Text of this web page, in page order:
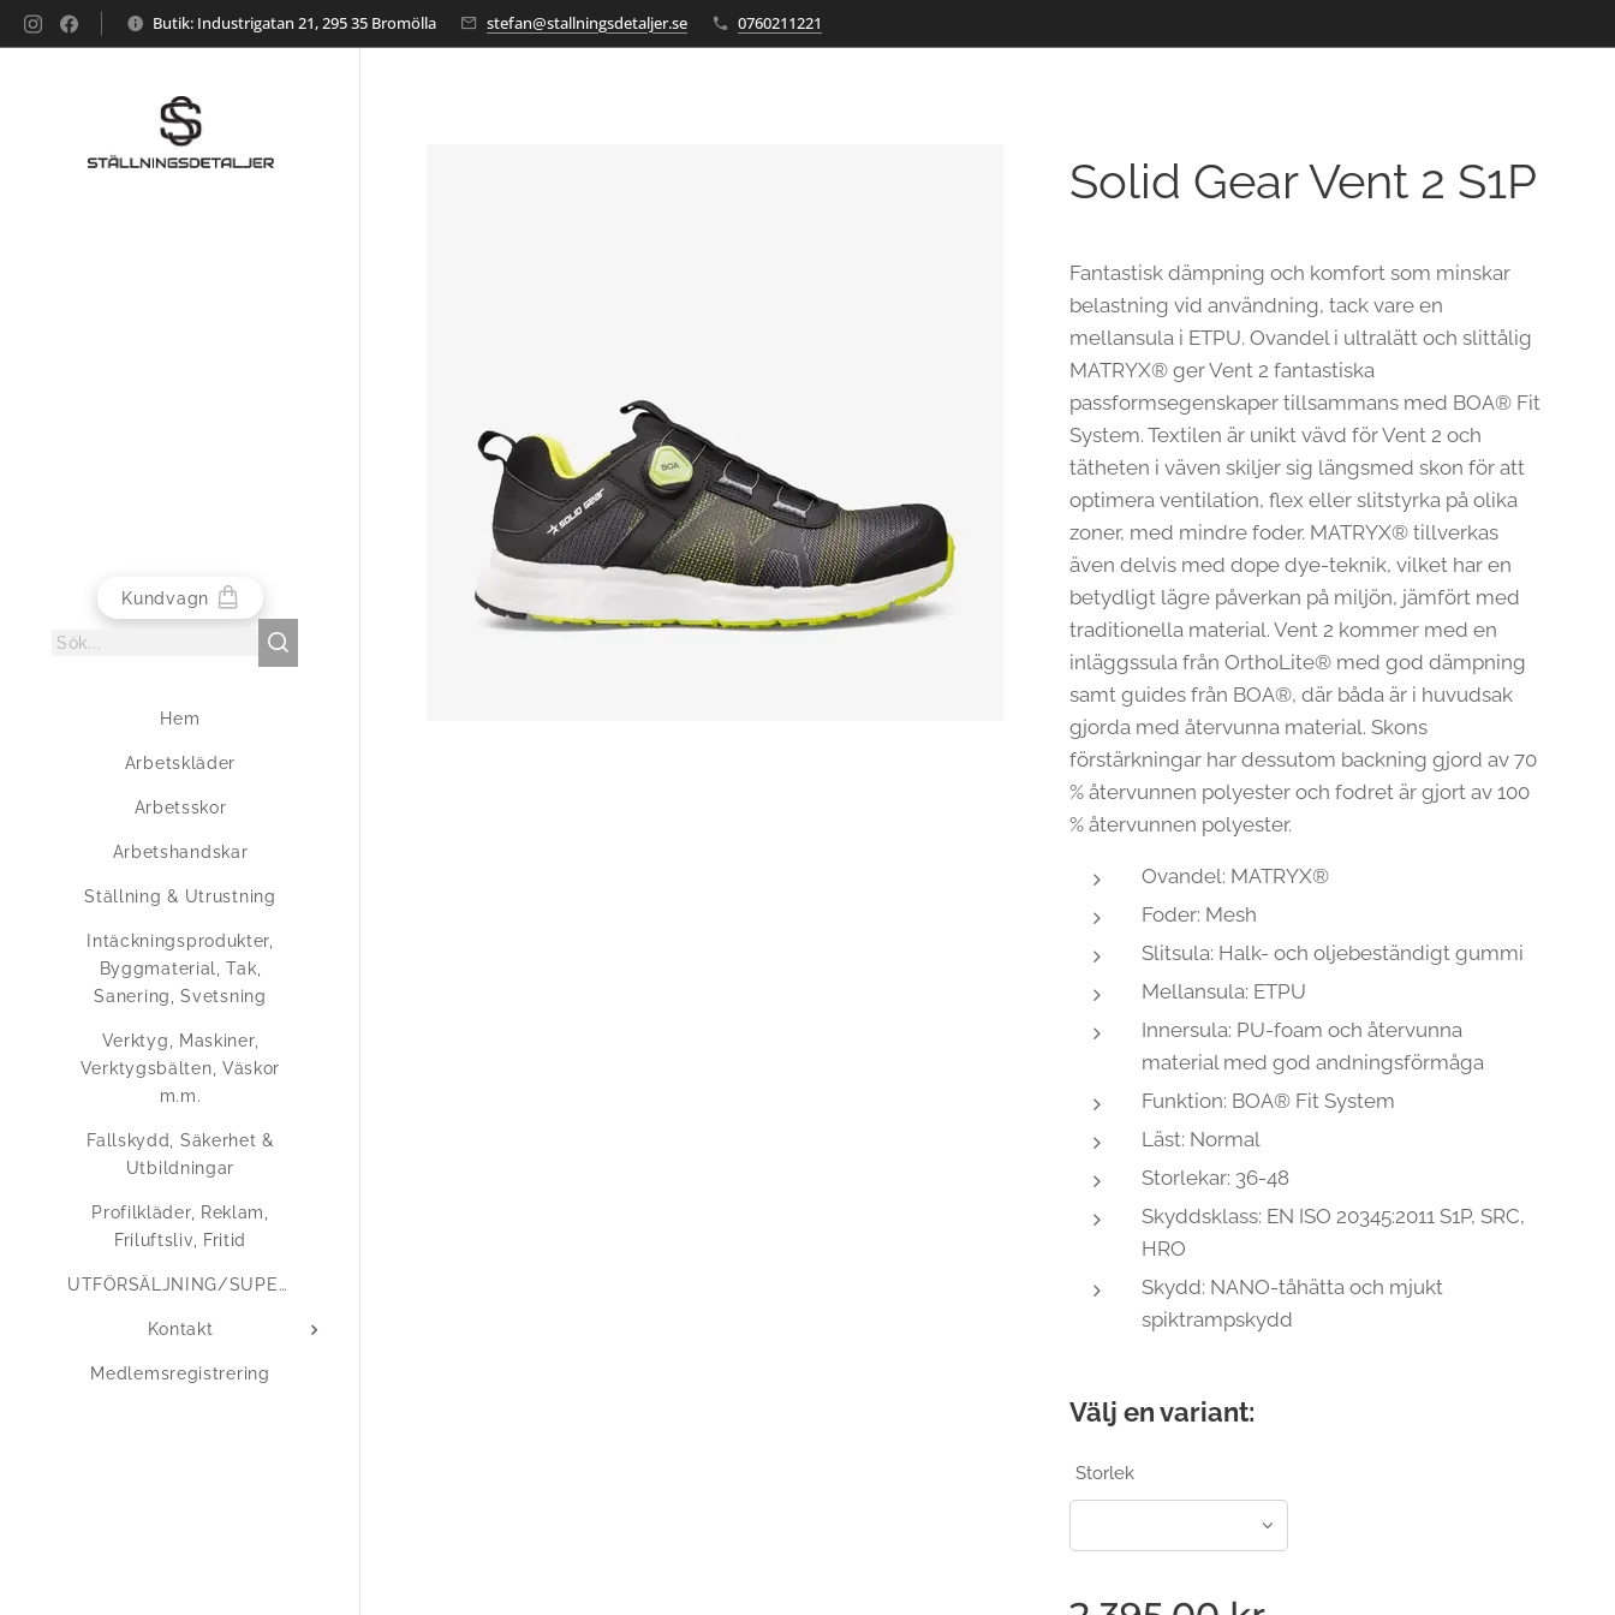
Butik: Industrigatan 21, 295 35 Bromölla stefan@stallningsdetaljer.se 0760211221
Kundvagn
Hem
Arbetskläder
Arbetsskor
Arbetshandskar
Ställning & Utrustning
Intäckningsprodukter,
Byggmaterial, Tak,
Sanering, Svetsning
Verktyg, Maskiner,
Verktygsbälten, Väskor
m.m.
Fallskydd, Säkerhet &
Utbildningar
Profilkläder, Reklam,
Friluftsliv, Fritid
UTFÖRSÄLJNING/SUPERERBJUDANDEN
Kontakt
Medlemsregistrering
Solid Gear Vent 2 S1P
Fantastisk dämpning och komfort som minskar
belastning vid användning, tack vare en
mellansula i ETPU. Ovandel i ultralätt och slittålig
MATRYX® ger Vent 2 fantastiska
passformsegenskaper tillsammans med BOA® Fit
System. Textilen är unikt vävd för Vent 2 och
tätheten i väven skiljer sig längsmed skon för att
optimera ventilation, flex eller slitstyrka på olika
zoner, med mindre foder. MATRYX® tillverkas
även delvis med dope dye-teknik, vilket har en
betydligt lägre påverkan på miljön, jämfört med
traditionella material. Vent 2 kommer med en
inläggssula från OrthoLite® med god dämpning
samt guides från BOA®, där båda är i huvudsak
gjorda med återvunna material. Skons
förstärkningar har dessutom backning gjord av 70
% återvunnen polyester och fodret är gjort av 100
% återvunnen polyester.
Ovandel: MATRYX®
Foder: Mesh
Slitsula: Halk- och oljebeständigt gummi
Mellansula: ETPU
Innersula: PU-foam och återvunna
material med god andningsförmåga
Funktion: BOA® Fit System
Läst: Normal
Storlekar: 36-48
Skyddsklass: EN ISO 20345:2011 S1P, SRC,
HRO
Skydd: NANO-tåhätta och mjukt
spiktrampskydd
Välj en variant:
Storlek